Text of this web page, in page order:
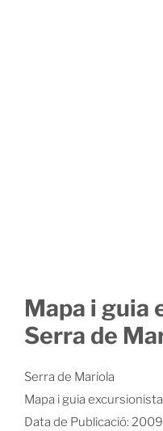
Mapa i guia
Serra de
Serra de Mariola
Mapa i guia excursionista
Data de Publicació: